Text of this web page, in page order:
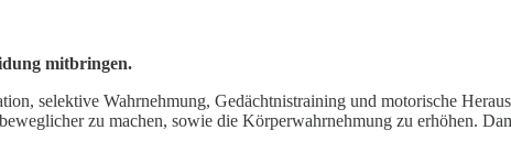
mitbringen.
selektive Wahrnehmung, Gedächtnistraining und motorische
zu machen, sowie die Körperwahrnehmung zu erhöhen.